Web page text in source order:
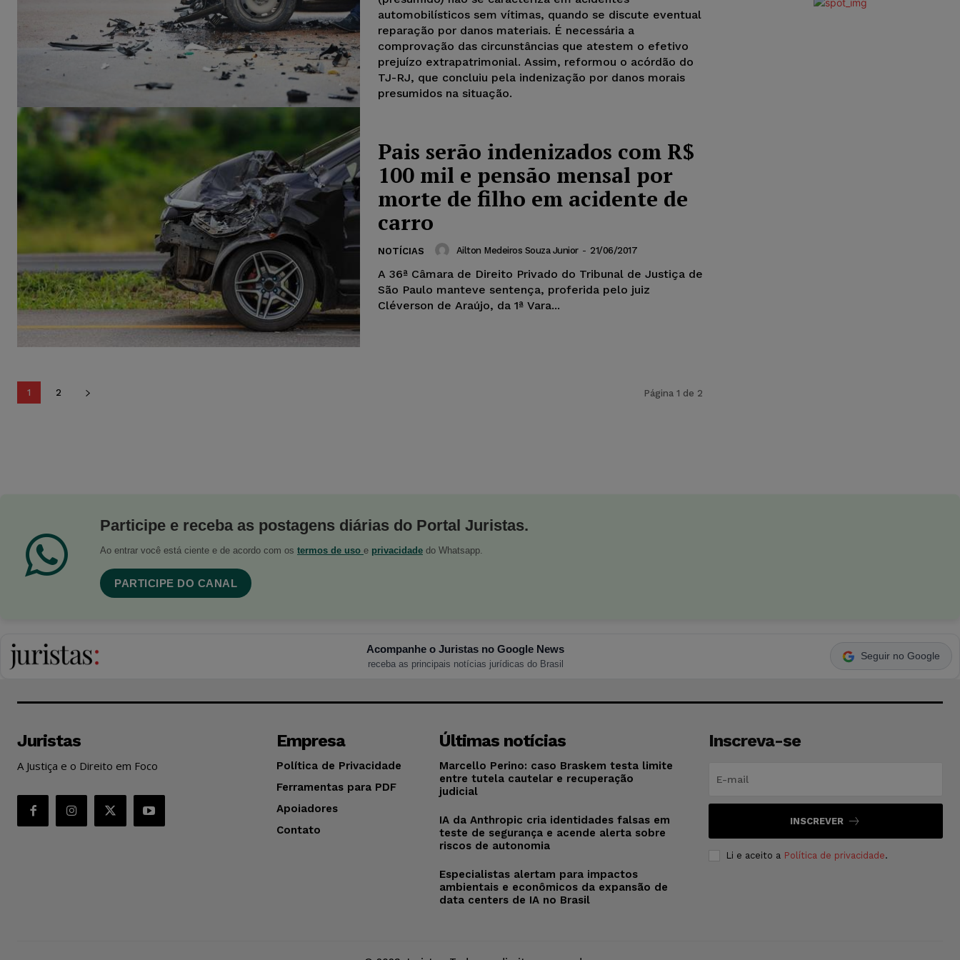
automobilísticos sem vítimas, quando se discute eventual
reparação por danos materiais. É necessária a
comprovação das circunstâncias que atestem o efetivo
prejuízo extrapatrimonial. Assim, reformou o acórdão do
TJ-RJ, que concluiu pela indenização por danos morais
presumidos na situação.
Pais serão indenizados com R$
100 mil e pensão mensal por
morte de filho em acidente de
carro
NOTÍCIAS Ailton Medeiros Souza Junior - 21/06/2017
A 36ª Câmara de Direito Privado do Tribunal de Justiça de
São Paulo manteve sentença, proferida pelo juiz
Cléverson de Araújo, da 1ª Vara...
1 2 Página 1 de 2
Participe e receba as postagens diárias do Portal Juristas.
Ao entrar você está ciente e de acordo com os termos de uso e privacidade do Whatsapp.
PARTICIPE DO CANAL
Acompanhe o Juristas no Google News
receba as principais notícias jurídicas do Brasil
Seguir no Google
Juristas
A Justiça e o Direito em Foco
Empresa
Política de Privacidade
Ferramentas para PDF
Apoiadores
Contato
Últimas notícias
Marcello Perino: caso Braskem testa limite
entre tutela cautelar e recuperação
judicial
IA da Anthropic cria identidades falsas em
teste de segurança e acende alerta sobre
riscos de autonomia
Especialistas alertam para impactos
ambientais e econômicos da expansão de
data centers de IA no Brasil
Inscreva-se
INSCREVER
Li e aceito a Política de privacidade.